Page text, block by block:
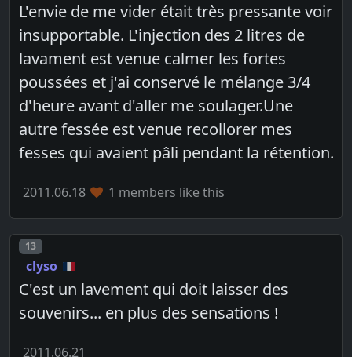
L'envie de me vider était très pressante voir
insupportable. L'injection des 2 litres de
lavament est venue calmer les fortes
poussées et j'ai conservé le mélange 3/4
d'heure avant d'aller me soulager.Une
autre fessée est venue recollorer mes
fesses qui avaient pâli pendant la rétention.
2011.06.18 1 members like this
Post number
13
clyso
C'est un lavement qui doit laisser des
souvenirs... en plus des sensations !
2011.06.21